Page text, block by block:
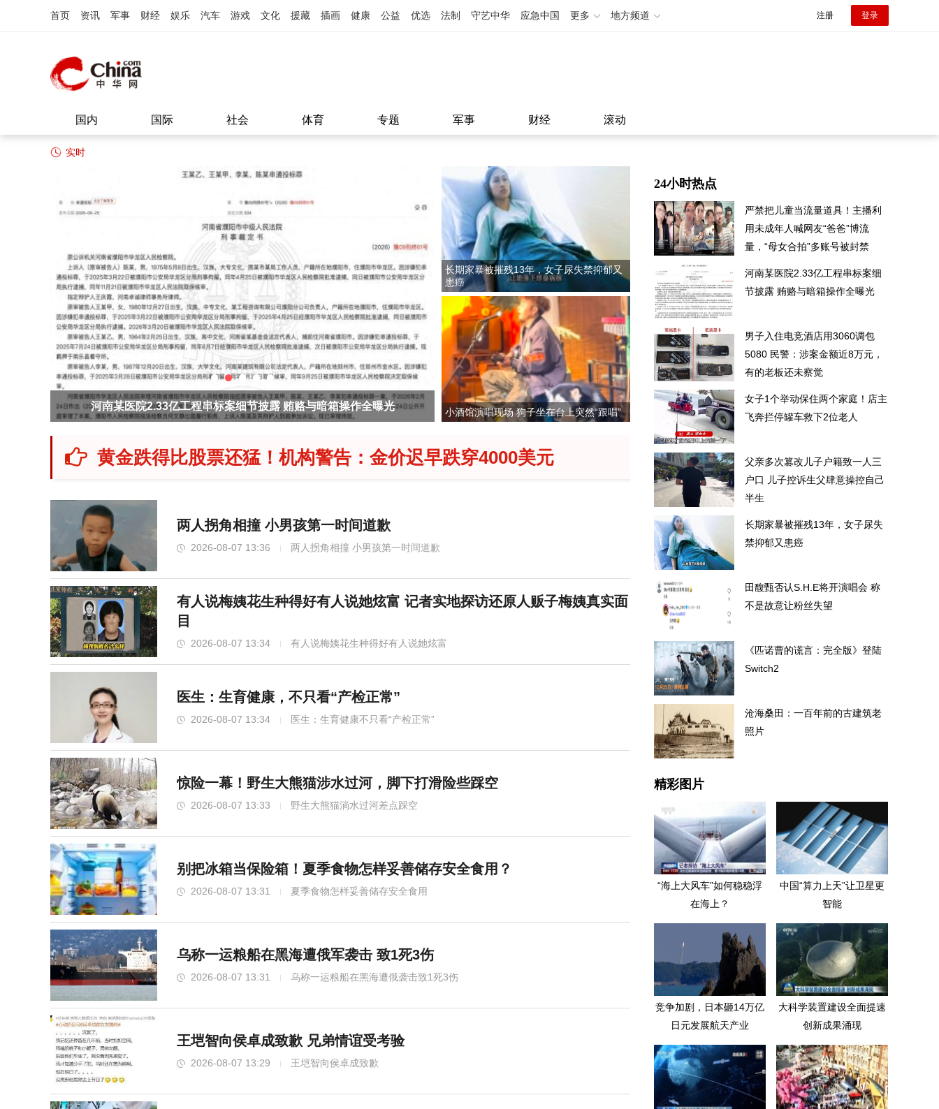
首页 资讯 军事 财经 娱乐 汽车 游戏 文化 援藏 插画 健康 公益 优选 法制 守艺中华 应急中国 更多 地方频道 注册 登录
国内 国际 社会 体育 专题 军事 财经 滚动
实时
河南某医院2.33亿工程串标案细节披露 贿赂与暗箱操作全曝光 男子入住电竞酒店用3060调包5080 民警：涉案金额近8万元，有的老板还未察 女子1个举动
长期家暴被摧残13年，女子尿失禁抑郁又
患癌
小酒馆演唱现场 狗子坐在台上突然“跟唱”
黄金跌得比股票还猛！机构警告：金价迟早跌穿4000美元
两人拐角相撞 小男孩第一时间道歉
2026-08-07 13:36 两人拐角相撞 小男孩第一时间道歉
有人说梅姨花生种得好有人说她炫富 记者实地探访还原人贩子梅姨真实面
目
2026-08-07 13:34 有人说梅姨花生种得好有人说她炫富
医生：生育健康，不只看“产检正常”
2026-08-07 13:34 医生：生育健康不只看“产检正常”
惊险一幕！野生大熊猫涉水过河，脚下打滑险些踩空
2026-08-07 13:33 野生大熊猫淌水过河差点踩空
别把冰箱当保险箱！夏季食物怎样妥善储存安全食用？
2026-08-07 13:31 夏季食物怎样妥善储存安全食用
乌称一运粮船在黑海遭俄军袭击 致1死3伤
2026-08-07 13:31 乌称一运粮船在黑海遭俄袭击致1死3伤
王垲智向侯卓成致歉 兄弟情谊受考验
2026-08-07 13:29 王垲智向侯卓成致歉
24小时热点
严禁把儿童当流量道具！主播利
用未成年人喊网友“爸爸”博流
量，“母女合拍”多账号被封禁
河南某医院2.33亿工程串标案细
节披露 贿赂与暗箱操作全曝光
男子入住电竞酒店用3060调包
5080 民警：涉案金额近8万元，
有的老板还未察觉
女子1个举动保住两个家庭！店主
飞奔拦停罐车救下2位老人
父亲多次篡改儿子户籍致一人三
户口 儿子控诉生父肆意操控自己
半生
长期家暴被摧残13年，女子尿失
禁抑郁又患癌
田馥甄否认S.H.E将开演唱会 称
不是故意让粉丝失望
《匹诺曹的谎言：完全版》登陆
Switch2
沧海桑田：一百年前的古建筑老
照片
精彩图片
“海上大风车”如何稳稳浮
在海上？
中国“算力上天”让卫星更
智能
竞争加剧，日本砸14万亿
日元发展航天产业
大科学装置建设全面提速
创新成果涌现